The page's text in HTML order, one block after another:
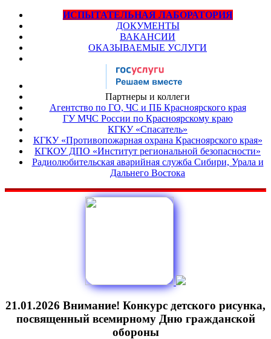
ИСПЫТАТЕЛЬНАЯ ЛАБОРАТОРИЯ
ДОКУМЕНТЫ
ВАКАНСИИ
ОКАЗЫВАЕМЫЕ УСЛУГИ
Партнеры и коллеги
Агентство по ГО, ЧС и ПБ Красноярского края
ГУ МЧС России по Красноярскому краю
КГКУ «Спасатель»
КГКУ «Противопожарная охрана Красноярского края»
КГКОУ ДПО «Институт региональной безопасности»
Радиолюбительская аварийная служба Сибири, Урала и
Дальнего Востока
21.01.2026 Внимание! Конкурс детского рисунка,
посвященный всемирному Дню гражданской
обороны